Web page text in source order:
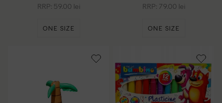
RRP: 59.00 lei
ONE SIZE
RRP: 79.00 lei
ONE SIZE